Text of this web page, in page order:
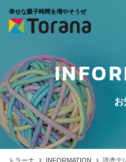
幸せな親子時間を増やそうぜ
お
トラーナ INFORMATION 読売テ